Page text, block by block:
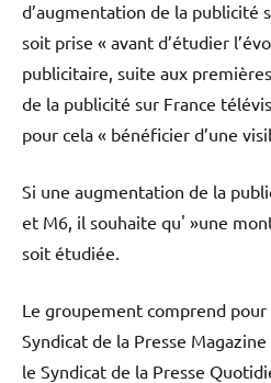
d’augmentation de la publicité
soit prise « avant d’étudier
publicitaire, suite aux
de la publicité sur France
pour cela « bénéficier d’une
Si une augmentation de la
et M6, il souhaite qu' »une
soit étudiée.
Le groupement comprend
Syndicat de la Presse
le Syndicat de la Presse